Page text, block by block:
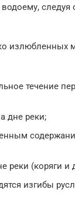
следуя
излюбленных
течение
дне реки;
реки (коряги и
изгибы